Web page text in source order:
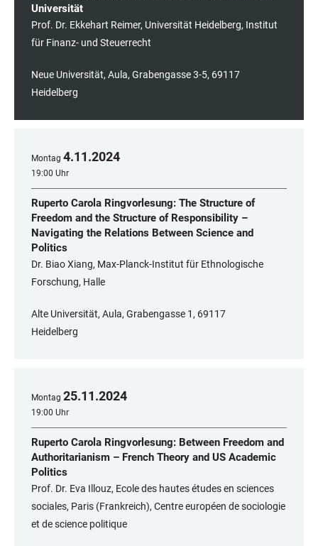
Universität
Prof. Dr. Ekkehart Reimer, Universität Heidelberg, Institut
für Finanz- und Steuerrecht
Neue Universität, Aula, Grabengasse 3-5, 69117
Heidelberg
Montag 4.11.2024
19:00 Uhr
Ruperto Carola Ringvorlesung: The Structure of
Freedom and the Structure of Responsibility –
Navigating the Relations Between Science and
Politics
Dr. Biao Xiang, Max-Planck-Institut für Ethnologische
Forschung, Halle
Alte Universität, Aula, Grabengasse 1, 69117
Heidelberg
Montag 25.11.2024
19:00 Uhr
Ruperto Carola Ringvorlesung: Between Freedom and
Authoritarianism – French Theory and US Academic
Politics
Prof. Dr. Eva Illouz, Ecole des hautes études en sciences
sociales, Paris (Frankreich), Centre européen de sociologie
et de science politique